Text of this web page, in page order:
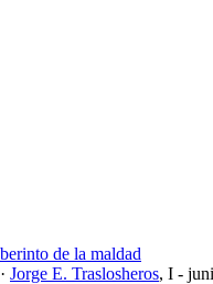
de la maldad
· Jorge E. Traslosheros, I -